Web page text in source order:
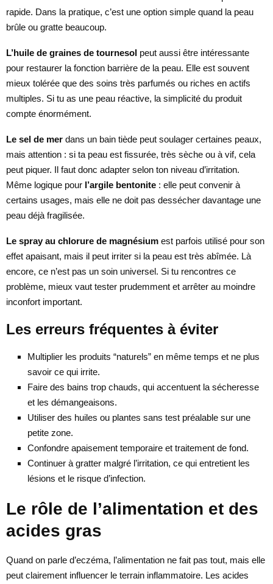
rapide. Dans la pratique, c’est une option simple quand la peau
brûle ou gratte beaucoup.
L’huile de graines de tournesol peut aussi être intéressante
pour restaurer la fonction barrière de la peau. Elle est souvent
mieux tolérée que des soins très parfumés ou riches en actifs
multiples. Si tu as une peau réactive, la simplicité du produit
compte énormément.
Le sel de mer dans un bain tiède peut soulager certaines peaux,
mais attention : si ta peau est fissurée, très sèche ou à vif, cela
peut piquer. Il faut donc adapter selon ton niveau d’irritation.
Même logique pour l’argile bentonite : elle peut convenir à
certains usages, mais elle ne doit pas dessécher davantage une
peau déjà fragilisée.
Le spray au chlorure de magnésium est parfois utilisé pour son
effet apaisant, mais il peut irriter si la peau est très abîmée. Là
encore, ce n’est pas un soin universel. Si tu rencontres ce
problème, mieux vaut tester prudemment et arrêter au moindre
inconfort important.
Les erreurs fréquentes à éviter
Multiplier les produits “naturels” en même temps et ne plus
savoir ce qui irrite.
Faire des bains trop chauds, qui accentuent la sécheresse
et les démangeaisons.
Utiliser des huiles ou plantes sans test préalable sur une
petite zone.
Confondre apaisement temporaire et traitement de fond.
Continuer à gratter malgré l’irritation, ce qui entretient les
lésions et le risque d’infection.
Le rôle de l’alimentation et des
acides gras
Quand on parle d’eczéma, l’alimentation ne fait pas tout, mais elle
peut clairement influencer le terrain inflammatoire. Les acides